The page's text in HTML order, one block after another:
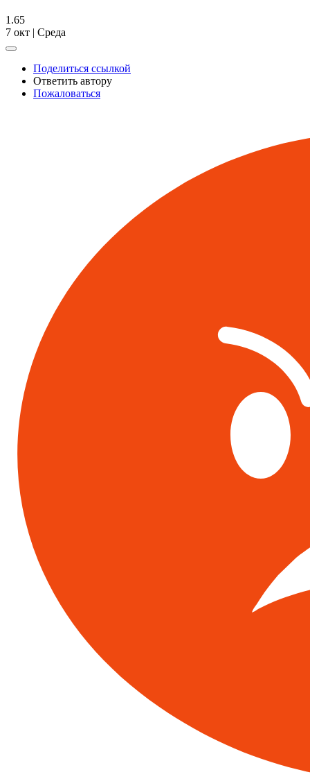
1.65
7 окт | Среда
Поделиться ссылкой
Ответить автору
Пожаловаться